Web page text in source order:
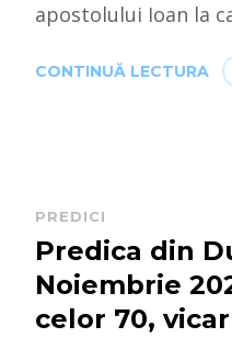
apostolului Ioan la
CONTINUĂ LECTURA
PREDICI
Predica din
Noiembrie
celor 70,